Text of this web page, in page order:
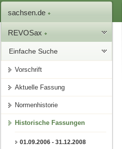
sachsen.de
REVOSax
Einfache Suche
Vorschrift
Aktuelle Fassung
Normenhistorie
Historische Fassungen
01.09.2006 - 31.12.2008